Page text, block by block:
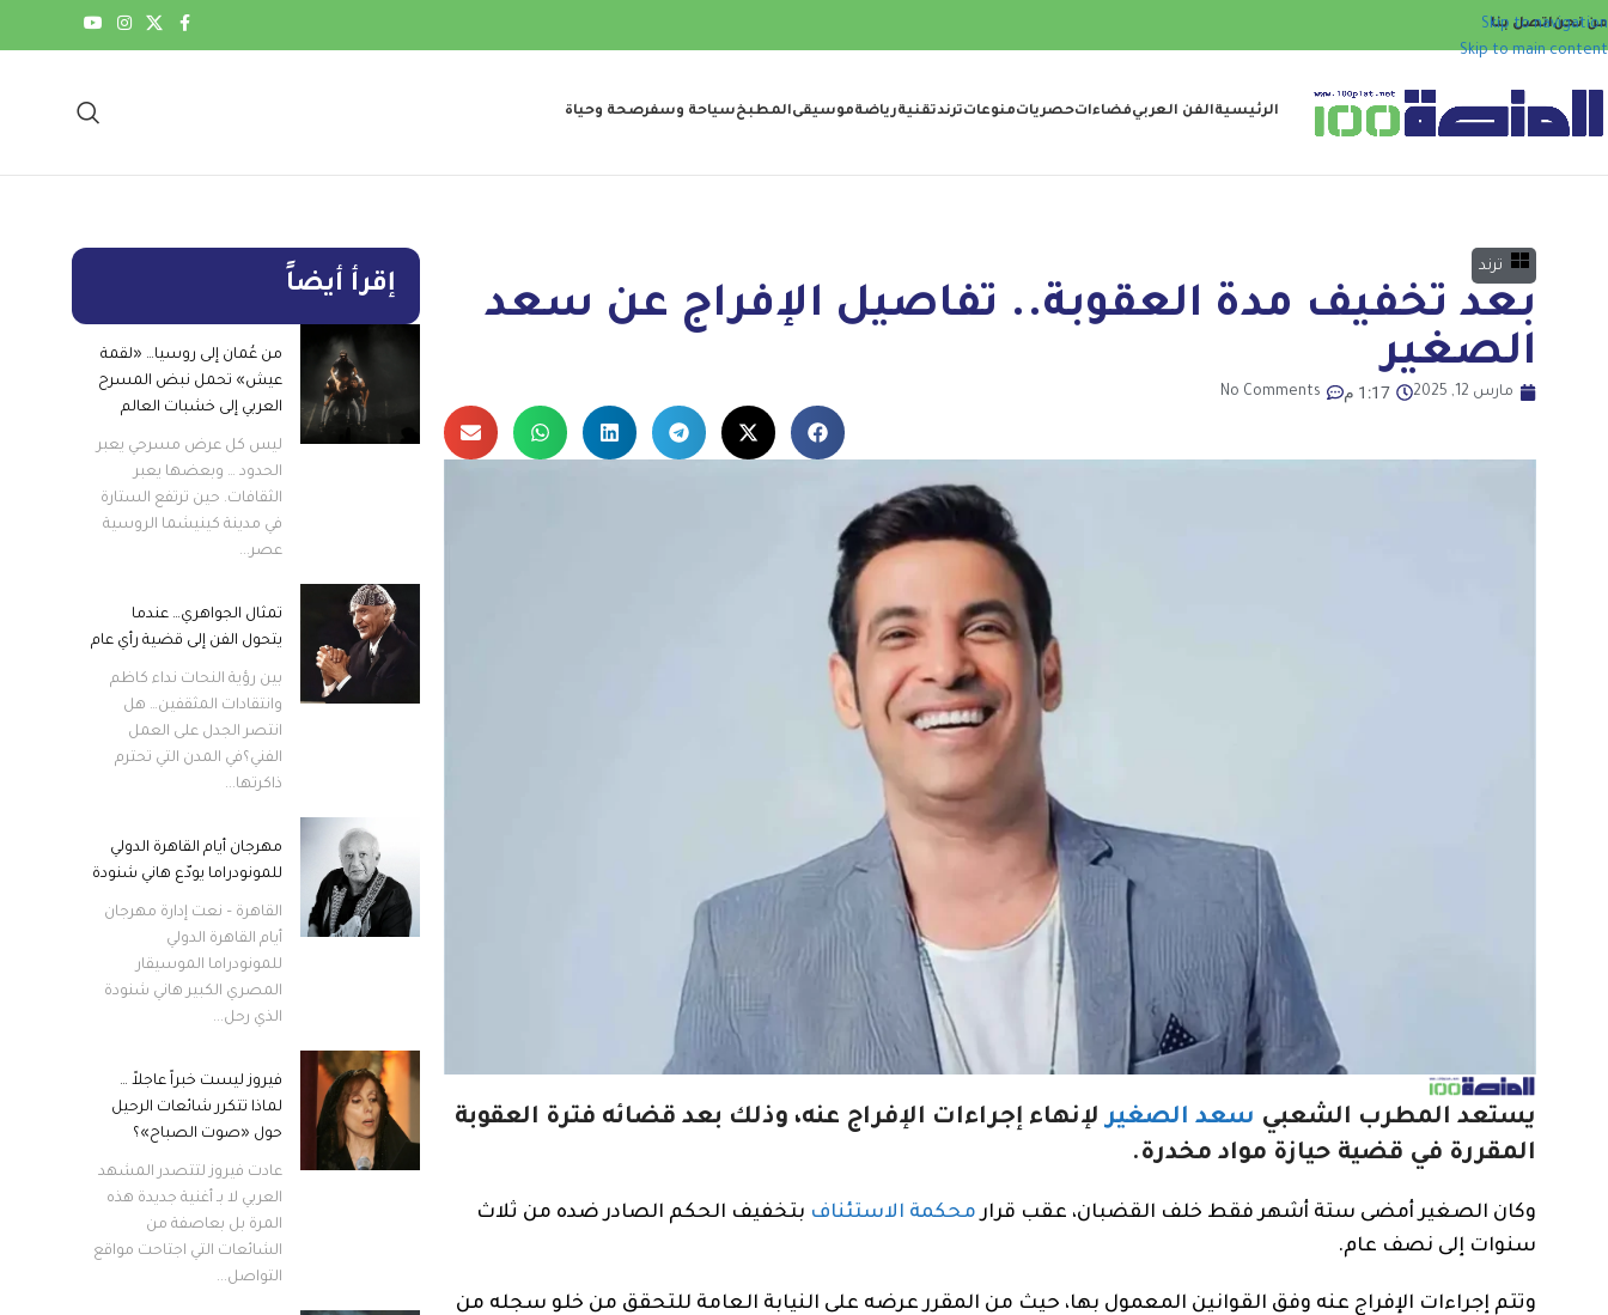
Skip to navigation
Skip to main content
من نحناتصل بنا
الرئيسيةالفن العربيفضاءاتحصرياتمنوعاتترندتقنيةرياضةموسيقىالمطبخسياحة وسفرصحة وحياة
ترند
بعد تخفيف مدة العقوبة.. تفاصيل الإفراج عن سعد
الصغير
مارس 12, 2025 1:17 م No Comments
يستعد المطرب الشعبي سعد الصغيرلإنهاء إجراءات الإفراج عنه، وذلك بعد قضائه فترة العقوبة
المقررة في قضية حيازة مواد مخدرة.
وكان الصغير أمضى ستة أشهر فقط خلف القضبان، عقب قرار محكمة الاستئناف بتخفيف الحكم الصادر ضده من ثلاث
سنوات إلى نصف عام.
وتتم إجراءات الإفراج عنه وفق القوانين المعمول بها، حيث من المقرر عرضه على النيابة العامة للتحقق من خلو سجله من
إقرأ أيضاً
من عُمان إلى روسيا… «لقمة
عيش» تحمل نبض المسرح
العربي إلى خشبات العالم
ليس كل عرض مسرحي يعبر
الحدود … وبعضها يعبر
الثقافات. حين ترتفع الستارة
في مدينة كينيشما الروسية
عصر...
تمثال الجواهري… عندما
يتحول الفن إلى قضية رأي عام
بين رؤية النحات نداء كاظم
وانتقادات المثقفين… هل
انتصر الجدل على العمل
الفني؟في المدن التي تحترم
ذاكرتها...
مهرجان أيام القاهرة الدولي
للمونودراما يودّع هاني شنودة
القاهرة – نعت إدارة مهرجان
أيام القاهرة الدولي
للمونودراما الموسيقار
المصري الكبير هاني شنودة
الذي رحل...
فيروز ليست خبراً عاجلاً …
لماذا تتكرر شائعات الرحيل
حول «صوت الصباح»؟
عادت فيروز لتتصدر المشهد
العربي لا بـ أغنية جديدة هذه
المرة بل بعاصفة من
الشائعات التي اجتاحت مواقع
التواصل...